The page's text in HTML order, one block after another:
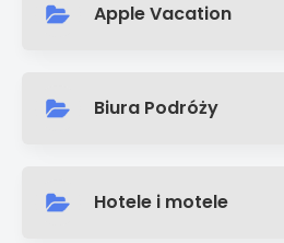
Apple Vacation
Biura Podróży
Hotele i motele